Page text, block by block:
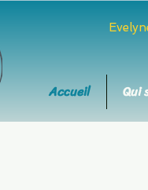
Accueil Qui